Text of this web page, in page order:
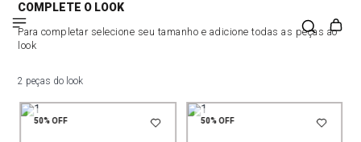
COMPLETE O LOOK
Para completar selecione seu tamanho e adicione todas as peças ao
look
2 peças do look
50%OFF 50%OFF